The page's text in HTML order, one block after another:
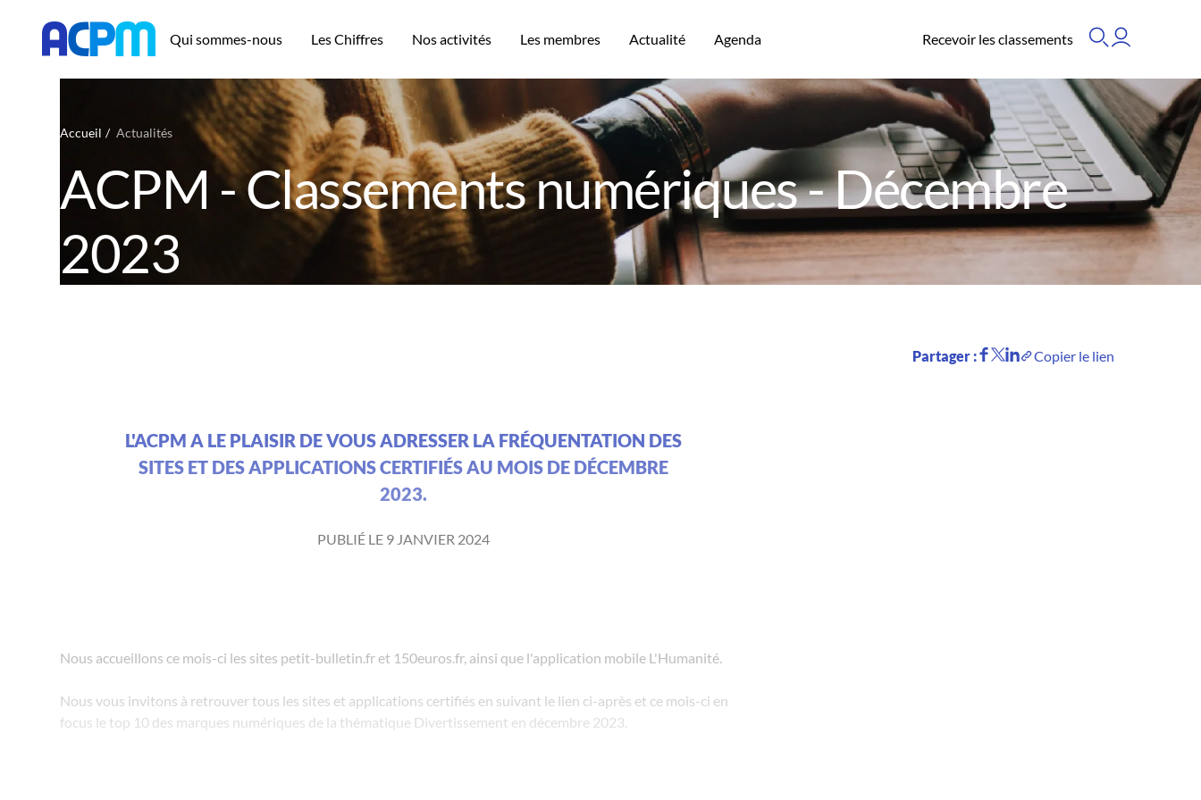
Qui sommes-nous Les Chiffres Nos activités Les membres Actualité Agenda Recevoir les classements
Accueil Actualités
ACPM - Classements numériques - Décembre
2023
Partager : Copier le lien
L'ACPM A LE PLAISIR DE VOUS ADRESSER LA FRÉQUENTATION DES
SITES ET DES APPLICATIONS CERTIFIÉS AU MOIS DE DÉCEMBRE
2023.
PUBLIÉ LE 9 JANVIER 2024
Nous accueillons ce mois-ci les sites petit-bulletin.fr et 150euros.fr, ainsi que l'application mobile L'Humanité.
Nous vous invitons à retrouver tous les sites et applications certifiés en suivant le lien ci-après et ce mois-ci en
focus le top 10 des marques numériques de la thématique Divertissement en décembre 2023.